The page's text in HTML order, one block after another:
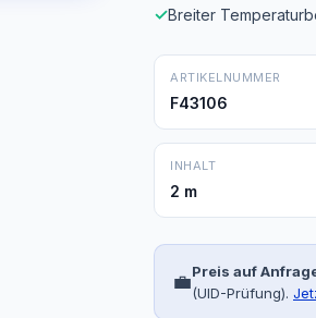
✓Breiter
ARTIKELNUMMER
F43106
INHALT
2 m
💼Preis auf
(UID-Prüfung).